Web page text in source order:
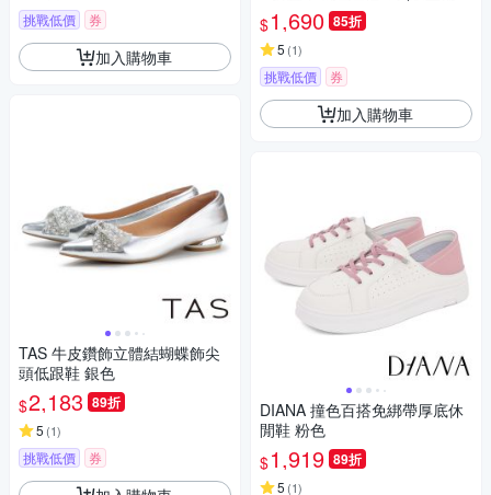
挑戰低價 券
加入購物車
TAS 牛皮鑽飾立體結蝴蝶飾尖
頭低跟鞋 銀色
$2,183 89折
5 (1)
挑戰低價 券
1碼)
$1,690 85折
5 (1)
挑戰低價 券
加入購物車
DIANA 撞色百搭免綁帶厚底休
閒鞋 粉色
$1,919 89折
5 (1)